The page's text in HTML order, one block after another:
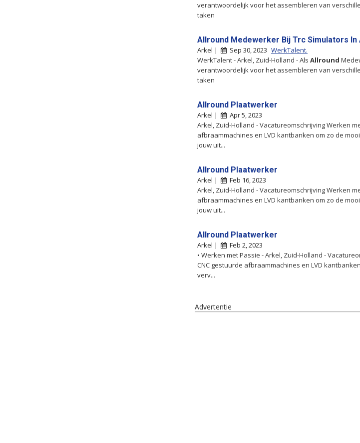
verantwoordelijk voor het assembleren van
taken
Allround Medewerker Bij Trc Simulators In
Arkel | Sep 30, 2023 WerkTalent.
WerkTalent - Arkel, Zuid-Holland - Als Allround
verantwoordelijk voor het assembleren van
taken
Allround Plaatwerker
Arkel |
Apr 5, 2023
Arkel, Zuid-Holland - Vacatureomschrijving Werken
afbraammachines en LVD kantbanken om zo de
jouw uit...
Allround Plaatwerker
Arkel |
Feb 16, 2023
Arkel, Zuid-Holland - Vacatureomschrijving Werken
afbraammachines en LVD kantbanken om zo de
jouw uit...
Allround Plaatwerker
Arkel |
Feb 2, 2023
• Werken met Passie - Arkel, Zuid-Holland -
CNC gestuurde afbraammachines en LVD
verv...
Advertentie